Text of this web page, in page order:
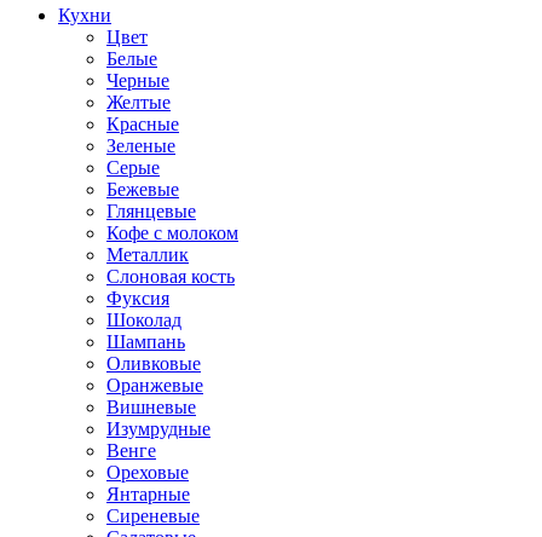
Кухни
Цвет
Белые
Черные
Желтые
Красные
Зеленые
Серые
Бежевые
Глянцевые
Кофе с молоком
Металлик
Слоновая кость
Фуксия
Шоколад
Шампань
Оливковые
Оранжевые
Вишневые
Изумрудные
Венге
Ореховые
Янтарные
Сиреневые